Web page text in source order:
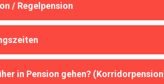
/ Regelpension
in Pension gehen?